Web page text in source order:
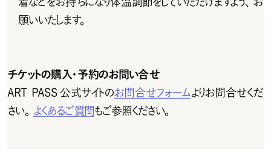
願いいたします。
チケットの購入・予約のお問い合せ
ART PASS公式サイトのお問合せフォームよりお問 合 せくだ
さい。 よくあるご 質 問もご参照ください。